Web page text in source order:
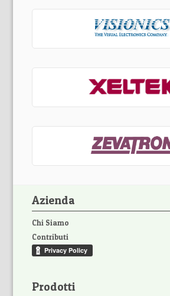
Azienda
Chi Siamo
Contributi
Prodotti